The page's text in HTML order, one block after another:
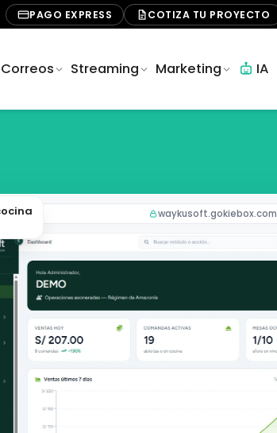
PAGO EXPRESS COTIZA TU PROYECTO
Correos Streaming Marketing IA
waykusoft.gokiebox.com